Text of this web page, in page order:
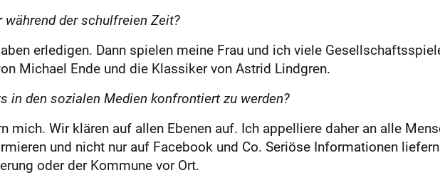
der schulfreien Zeit?
erledigen. Dann spielen meine Frau und ich viele
Michael Ende und die Klassiker von Astrid Lindgren.
in den sozialen Medien konfrontiert zu werden?
mich. Wir klären auf allen Ebenen auf. Ich appelliere daher an alle
und nicht nur auf Facebook und Co. Seriöse Informationen
oder der Kommune vor Ort.